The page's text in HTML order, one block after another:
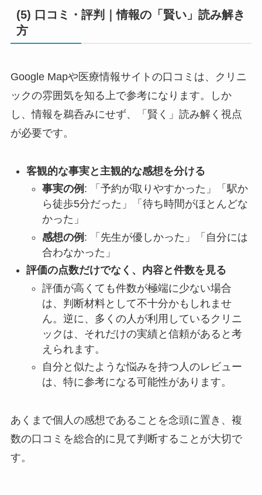
(5) 口コミ・評判｜情報の「賢い」読み解き
方
Google Mapや医療情報サイトの口コミは、クリニ
ックの雰囲気を知る上で参考になります。しか
し、情報を鵜呑みにせず、「賢く」読み解く視点
が必要です。
客観的な事実と主観的な感想を分ける
事実の例 : 「予約が取りやすかった」「駅か
ら徒歩5分だった」「待ち時間がほとんどな
かった」
感想の例 : 「先生が優しかった」「自分には
合わなかった」
評価の点数だけでなく、内容と件数を見る
評価が高くても件数が極端に少ない場合
は、判断材料として不十分かもしれませ
ん。逆に、多くの人が利用しているクリニ
ックは、それだけの実績と信頼があると考
えられます。
自分と似たような悩みを持つ人のレビュー
は、特に参考になる可能性があります。
あくまで個人の感想であることを念頭に置き、複
数の口コミを総合的に見て判断することが大切で
す。